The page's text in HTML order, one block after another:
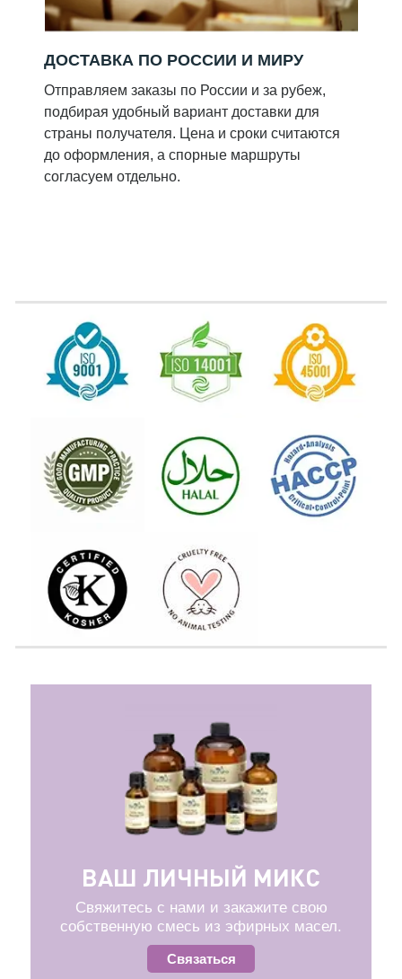
ДОСТАВКА ПО РОССИИ И МИРУ
Отправляем заказы по России и за рубеж,
подбирая удобный вариант доставки для
страны получателя. Цена и сроки считаются
до оформления, а спорные маршруты
согласуем отдельно.
ВАШ ЛИЧНЫЙ МИКС
Свяжитесь с нами и закажите свою
собственную смесь из эфирных масел.
Связаться